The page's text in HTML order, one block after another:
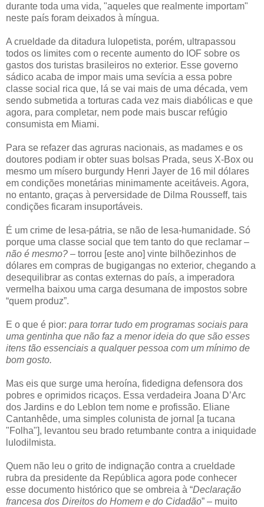
durante toda uma vida, "aqueles que realmente importam"
neste país foram deixados à míngua.
A crueldade da ditadura lulopetista, porém, ultrapassou
todos os limites com o recente aumento do IOF sobre os
gastos dos turistas brasileiros no exterior. Esse governo
sádico acaba de impor mais uma sevícia a essa pobre
classe social rica que, lá se vai mais de uma década, vem
sendo submetida a torturas cada vez mais diabólicas e que
agora, para completar, nem pode mais buscar refúgio
consumista em Miami.
Para se refazer das agruras nacionais, as madames e os
doutores podiam ir obter suas bolsas Prada, seus X-Box ou
mesmo um mísero burgundy Henri Jayer de 16 mil dólares
em condições monetárias minimamente aceitáveis. Agora,
no entanto, graças à perversidade de Dilma Rousseff, tais
condições ficaram insuportáveis.
É um crime de lesa-pátria, se não de lesa-humanidade. Só
porque uma classe social que tem tanto do que reclamar –
não é mesmo? – torrou [este ano] vinte bilhõezinhos de
dólares em compras de bugigangas no exterior, chegando a
desequilibrar as contas externas do país, a imperadora
vermelha baixou uma carga desumana de impostos sobre
“quem produz”.
E o que é pior: para torrar tudo em programas sociais para
uma gentinha que não faz a menor ideia do que são esses
itens tão essenciais a qualquer pessoa com um mínimo de
bom gosto.
Mas eis que surge uma heroína, fidedigna defensora dos
pobres e oprimidos ricaços. Essa verdadeira Joana D’Arc
dos Jardins e do Leblon tem nome e profissão. Eliane
Cantanhêde, uma simples colunista de jornal [a tucana
"Folha"], levantou seu brado retumbante contra a iniquidade
lulodilmista.
Quem não leu o grito de indignação contra a crueldade
rubra da presidente da República agora pode conhecer
esse documento histórico que se ombreia à “Declaração
francesa dos Direitos do Homem e do Cidadão” – muito